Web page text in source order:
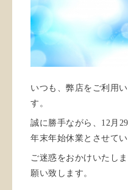
いつも、弊店をご利用
す。
誠に勝手ながら、12月
年末年始休業とさせてい
ご迷惑をおかけいたし
願い致します。